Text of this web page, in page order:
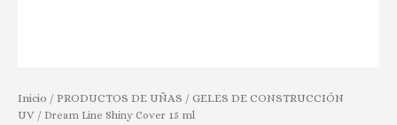
Inicio / PRODUCTOS DE UÑAS / GELES DE CONSTRUCCIÓN
UV / Dream Line Shiny Cover 15 ml